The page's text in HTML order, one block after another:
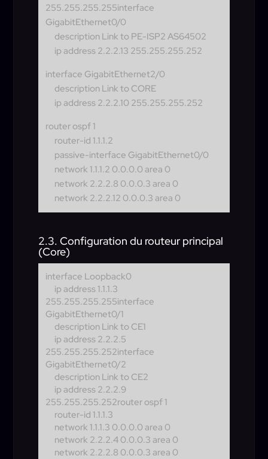
255.255.255.255interface
GigabitEthernet0/0
description Link to PE-ISP2 AS64502
ip address 2.2.2.13 255.255.255.252
interface GigabitEthernet2/0
description Link to CORE
ip address 2.2.2.10 255.255.255.252
router ospf 1
router-id 1.1.1.2
passive-interface GigabitEthernet0/0
network 1.1.1.2 0.0.0.0 area 0
network 2.2.2.8 0.0.0.3 area 0
network 2.2.2.12 0.0.0.3 area 0
2.3. Configuration du routeur principal
(Core)
interface Loopback0
ip address 1.1.1.3
255.255.255.255interface
GigabitEthernet0/1
description Link to CE1
ip address 2.2.2.5
255.255.255.252interface
GigabitEthernet0/2
description Link to CE2
ip address 2.2.2.9
255.255.255.252router ospf 1
router-id 1.1.1.3
network 1.1.1.3 0.0.0.0 area 0
network 2.2.2.4 0.0.0.3 area 0
network 2.2.2.8 0.0.0.3 area 0